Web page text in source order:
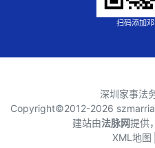
扫码添加
深圳家事法
Copyright©2012-2026
建站由法脉网提供
XML地图